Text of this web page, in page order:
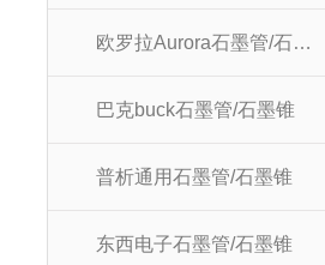
欧罗拉Aurora石墨管/石墨锥
巴克buck石墨管/石墨锥
普析通用石墨管/石墨锥
东西电子石墨管/石墨锥